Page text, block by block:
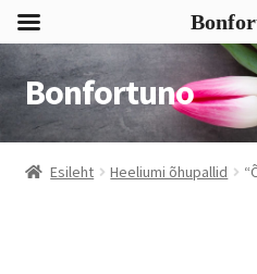
Liigu
navigeerimisele
Liigu
sisu
juurde
Bonfortuno
Esileht Heeliumi õhupallid